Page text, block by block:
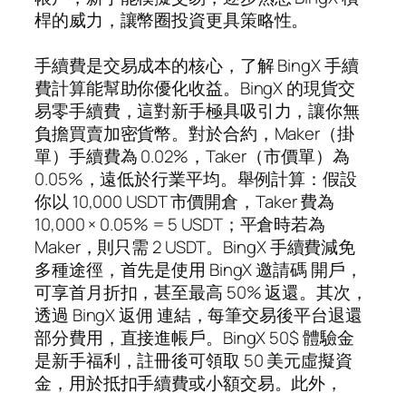
桿的威力，讓幣圈投資更具策略性。
手續費是交易成本的核心，了解 BingX 手續
費計算能幫助你優化收益。BingX 的現貨交
易零手續費，這對新手極具吸引力，讓你無
負擔買賣加密貨幣。對於合約，Maker（掛
單）手續費為 0.02%，Taker（市價單）為
0.05%，遠低於行業平均。舉例計算：假設
你以 10,000 USDT 市價開倉，Taker 費為
10,000 × 0.05% = 5 USDT；平倉時若為
Maker，則只需 2 USDT。BingX 手續費減免
多種途徑，首先是使用 BingX 邀請碼 開戶，
可享首月折扣，甚至最高 50% 返還。其次，
透過 BingX 返佣 連結，每筆交易後平台退還
部分費用，直接進帳戶。BingX 50$ 體驗金
是新手福利，註冊後可領取 50 美元虛擬資
金，用於抵扣手續費或小額交易。此外，